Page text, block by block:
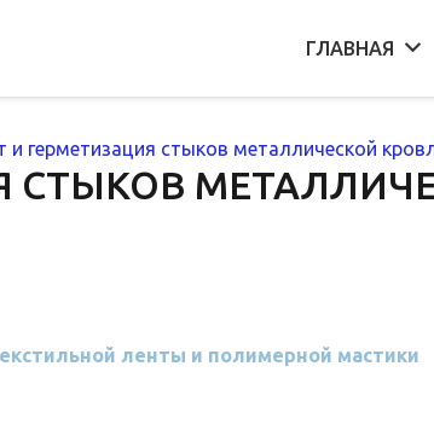
ГЛАВНАЯ
и герметизация стыков металлической
СТЫКОВ
ленты и полимерной мастики